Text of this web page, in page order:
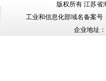
版权所有 江苏省
工业和信息化部域名备案号
企业地址